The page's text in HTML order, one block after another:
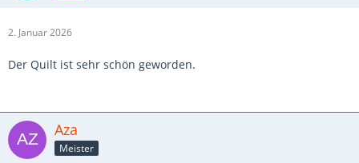
2. Januar 2026
Der Quilt ist sehr schön geworden.
Aza
Meister